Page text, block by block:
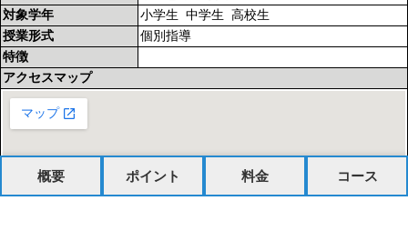
対象学年
小学生 中学生 高校生
授業形式
個別指導
特徴
アクセスマップ
概要 ポイント 料金 コース